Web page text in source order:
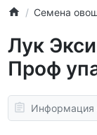
Семена
Лук
Проф
Информация